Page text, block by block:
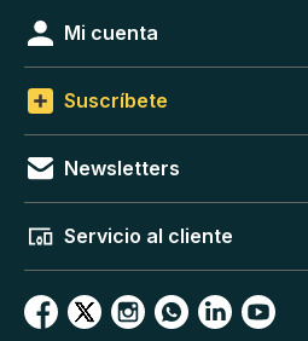
Mi cuenta
Suscríbete
Newsletters
Servicio al cliente